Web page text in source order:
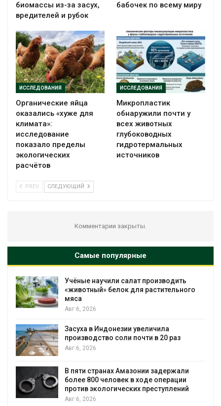
биомассы из-за засух,
вредителей и рубок
бабочек по всему миру
ИССЛЕДОВАНИЯ
Органические яйца
оказались «хуже для
климата»:
исследование
показало пределы
экологических
расчётов
ИССЛЕДОВАНИЯ
Микропластик
обнаружили почти у
всех животных
глубоководных
гидротермальных
источников
PREV СЛЕДУЮЩИЙ
Комментарии закрыты.
Самые популярные
Изменение климата меняет ареалы
бабочек по всему миру
Авг 6, 2026
установки солнечных панелей для
бизнеса
Авг 6, 2026
Москвариум отметит 11-летие
трёхдневным фестивалем
Авг 5, 2026